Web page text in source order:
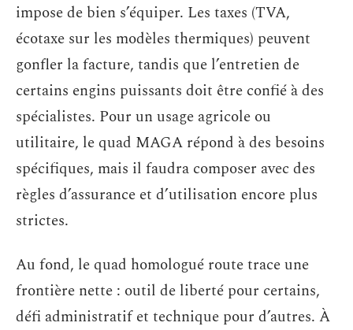
impose de bien s’équiper. Les taxes (TVA,
écotaxe sur les modèles thermiques) peuvent
gonfler la facture, tandis que l’entretien de
certains engins puissants doit être confié à des
spécialistes. Pour un usage agricole ou
utilitaire, le quad MAGA répond à des besoins
spécifiques, mais il faudra composer avec des
règles d’assurance et d’utilisation encore plus
strictes.
Au fond, le quad homologué route trace une
frontière nette : outil de liberté pour certains,
défi administratif et technique pour d’autres. À